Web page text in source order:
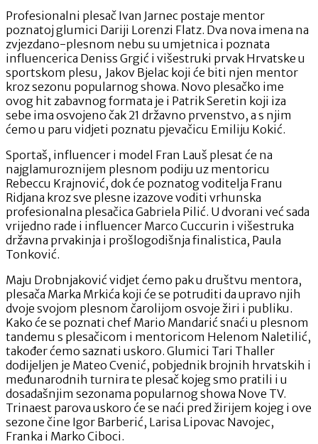
Profesionalni plesač Ivan Jarnec postaje mentor
poznatoj glumici Dariji Lorenzi Flatz. Dva nova imena na
zvjezdano-plesnom nebu su umjetnica i poznata
influencerica Deniss Grgić i višestruki prvak Hrvatske u
sportskom plesu, Jakov Bjelac koji će biti njen mentor
kroz sezonu popularnog showa. Novo plesačko ime
ovog hit zabavnog formata je i Patrik Seretin koji iza
sebe ima osvojeno čak 21 državno prvenstvo, a s njim
ćemo u paru vidjeti poznatu pjevačicu Emiliju Kokić.
Sportaš, influencer i model Fran Lauš plesat će na
najglamuroznijem plesnom podiju uz mentoricu
Rebeccu Krajnović, dok će poznatog voditelja Franu
Ridjana kroz sve plesne izazove voditi vrhunska
profesionalna plesačica Gabriela Pilić. U dvorani već sada
vrijedno rade i influencer Marco Cuccurin i višestruka
državna prvakinja i prošlogodišnja finalistica, Paula
Tonković.
Maju Drobnjaković vidjet ćemo pak u društvu mentora,
plesača Marka Mrkića koji će se potruditi da upravo njih
dvoje svojom plesnom čarolijom osvoje žiri i publiku.
Kako će se poznati chef Mario Mandarić snaći u plesnom
tandemu s plesačicom i mentoricom Helenom Naletilić,
također ćemo saznati uskoro. Glumici Tari Thaller
dodijeljen je Mateo Cvenić, pobjednik brojnih hrvatskih i
međunarodnih turnira te plesač kojeg smo pratili i u
dosadašnjim sezonama popularnog showa Nove TV.
Trinaest parova uskoro će se naći pred žirijem kojeg i ove
sezone čine Igor Barberić, Larisa Lipovac Navojec,
Franka i Marko Ciboci.